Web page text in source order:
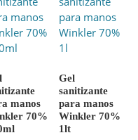
manos
70%
Gel
sanitizante
para manos
Winkler 70%
1lt